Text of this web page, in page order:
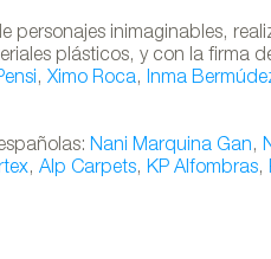
inimaginables,
plásticos, y con la firma
, Ximo Roca, Inma
Nani Marquina Gan,
, Alp Carpets, KP Alfombras,